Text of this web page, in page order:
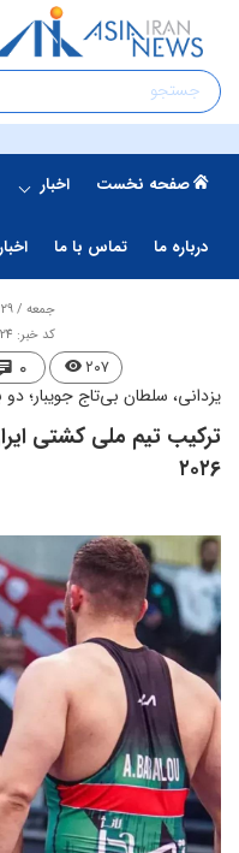
صفحه نخست اخبار
درباره ما تماس با ما
جمعه / ۲۹ خرداد ۱۴۰۵ / ۲۱:۵۴
کد خبر: 39124
۲۰۷ ۰
یزدانی، سلطان بی‌تاج جویبار؛
ترکیب تیم ملی کشتی
۲۰۲۶